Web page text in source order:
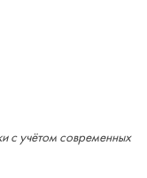
с учётом современных